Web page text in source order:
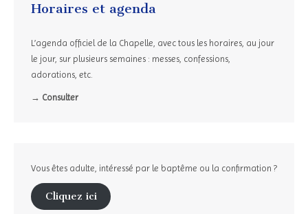
Horaires et agenda
L’agenda officiel de la Chapelle, avec tous les horaires, au jour
le jour, sur plusieurs semaines : messes, confessions,
adorations, etc.
→ Consulter
Vous êtes adulte, intéressé par le baptême ou la confirmation ?
Cliquez ici